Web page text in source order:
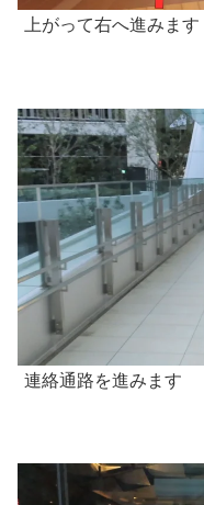
上がって右へ進みます
連絡通路を進みます